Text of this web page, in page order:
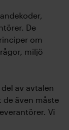
De
om
miljö
av avtalen
de även måste
Vi